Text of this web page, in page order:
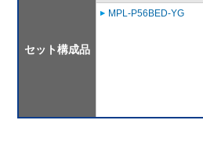
セット構成品
MPL-P56BED-YG